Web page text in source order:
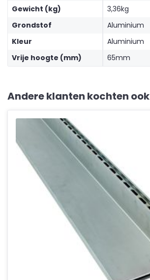
Gewicht (kg)
3,36kg
Grondstof
Aluminium
Kleur
Aluminium
Vrije hoogte (mm)
65mm
Andere klanten kochten ook